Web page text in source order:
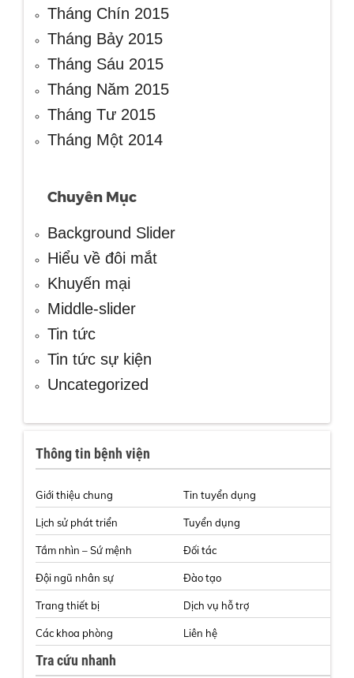
Tháng Chín 2015
Tháng Bảy 2015
Tháng Sáu 2015
Tháng Năm 2015
Tháng Tư 2015
Tháng Một 2014
Chuyên Mục
Background Slider
Hiểu về đôi mắt
Khuyến mại
Middle-slider
Tin tức
Tin tức sự kiện
Uncategorized
Thông tin bệnh viện
Giới thiệu chung
Lịch sử phát triển
Tầm nhìn – Sứ mệnh
Đội ngũ nhân sự
Trang thiết bị
Các khoa phòng
Tin tuyển dụng
Tuyển dụng
Đối tác
Đào tạo
Dịch vụ hỗ trợ
Liên hệ
Tra cứu nhanh